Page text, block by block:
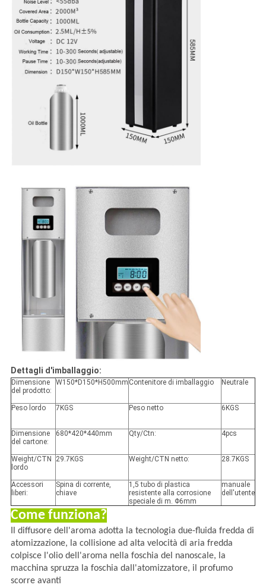
Dettagli d'imballaggio:
Dimensione
del prodotto:
W150*D150*H500mm Contenitore di imballaggio Neutrale
Peso lordo 7KGS Peso netto 6KGS
Dimensione
del cartone:
680*420*440mm Qty/Ctn: 4pcs
Weight/CTN
lordo
29.7KGS Weight/CTN netto: 28.7KGS
Accessori
liberi:
Spina di corrente,
chiave
1,5 tubo di plastica
resistente alla corrosione
speciale di m. Φ6mm
manuale
dell'utente
Comefunziona?
Il diffusore dell'aroma adotta la tecnologia due-fluida fredda di
atomizzazione, la collisione ad alta velocità di aria fredda
colpisce l'olio dell'aroma nella foschia del nanoscale, la
macchina spruzza la foschia dall'atomizzatore, il profumo
scorre avanti